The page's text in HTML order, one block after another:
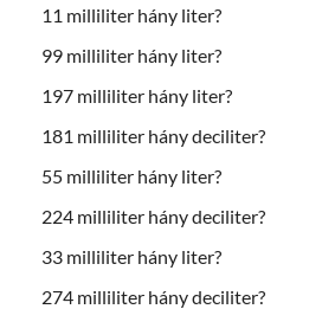
11 milliliter hány liter?
99 milliliter hány liter?
197 milliliter hány liter?
181 milliliter hány deciliter?
55 milliliter hány liter?
224 milliliter hány deciliter?
33 milliliter hány liter?
274 milliliter hány deciliter?